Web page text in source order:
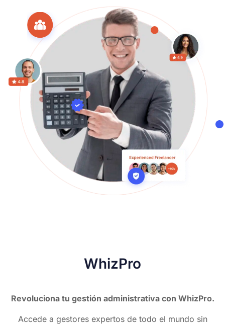
WhizPro
Revoluciona tu gestión administrativa con WhizPro.
Accede a gestores expertos de todo el mundo sin